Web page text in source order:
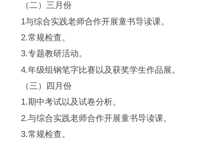
（二）三月份
1与综合实践老师合作开展童书导读课。
2.常规检查。
3.专题教研活动。
4.年级组钢笔字比赛以及获奖学生作品展。
（三）四月份
1.期中考试以及试卷分析。
2.与综合实践老师合作开展童书导读课。
3.常规检查。